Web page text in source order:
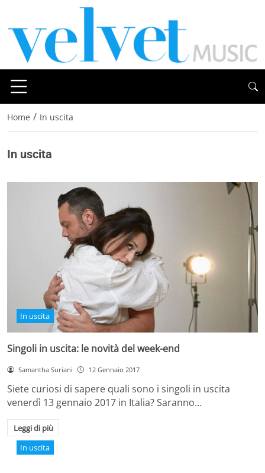
Home / In uscita
In uscita
In uscita
Singoli in uscita: le novità del week-end
Samantha Suriani 12 Gennaio 2017
Siete curiosi di sapere quali sono i singoli in uscita
venerdì 13 gennaio 2017 in Italia? Saranno…
Leggi di più
In uscita